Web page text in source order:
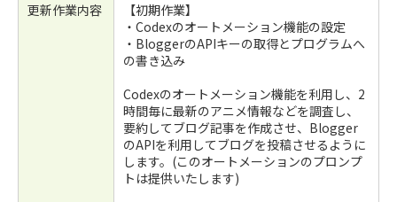
更新作業内容
【初期作業】
・Codexのオートメーション機能の設定
・BloggerのAPIキーの取得とプログラムへ
の書き込み
Codexのオートメーション機能を利用し、2
時間毎に最新のアニメ情報などを調査し、
要約してブログ記事を作成させ、Blogger
のAPIを利用してブログを投稿させるように
します。(このオートメーションのプロンプ
トは提供いたします)